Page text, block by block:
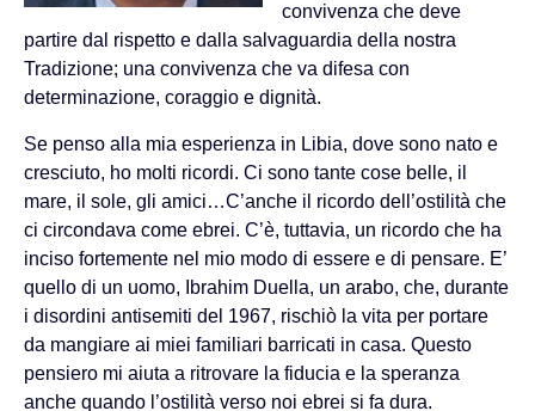
convivenza che deve
partire dal rispetto e dalla salvaguardia della nostra
Tradizione; una convivenza che va difesa con
determinazione, coraggio e dignità.
Se penso alla mia esperienza in Libia, dove sono nato e
cresciuto, ho molti ricordi. Ci sono tante cose belle, il
mare, il sole, gli amici…C’anche il ricordo dell’ostilità che
ci circondava come ebrei. C’è, tuttavia, un ricordo che ha
inciso fortemente nel mio modo di essere e di pensare. E’
quello di un uomo, Ibrahim Duella, un arabo, che, durante
i disordini antisemiti del 1967, rischiò la vita per portare
da mangiare ai miei familiari barricati in casa. Questo
pensiero mi aiuta a ritrovare la fiducia e la speranza
anche quando l’ostilità verso noi ebrei si fa dura.